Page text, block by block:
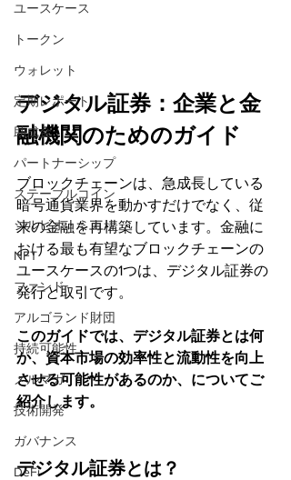
ユースケース
トークン
ウォレット
定期レポート
助成金
パートナーシップ
ステーブルコイン
シルビオ・ミカリ
NFT
ファンド
アルゴランド財団
持続可能性
メルマガ
技術開発
ガバナンス
DeFi
デジタル証券：企業と金
融機関のためのガイド
ブロックチェーンは、急成長している
暗号通貨業界を動かすだけでなく、従
来の金融を再構築しています。金融に
おける最も有望なブロックチェーンの
ユースケースの1つは、デジタル証券の
発行と取引です。
このガイドでは、デジタル証券とは何
か、資本市場の効率性と流動性を向上
させる可能性があるのか、についてご
紹介します。
デジタル証券とは？